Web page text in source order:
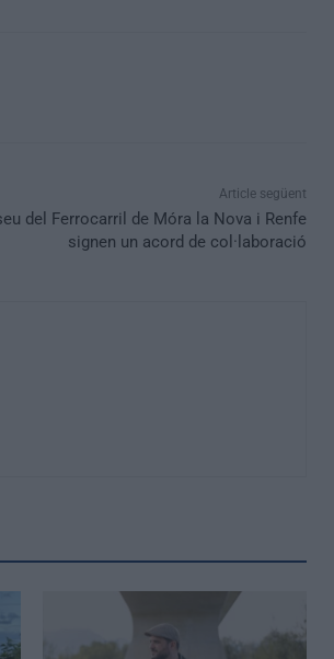
Article següent
del Ferrocarril de Móra la Nova i Renfe
signen un acord de col·laboració